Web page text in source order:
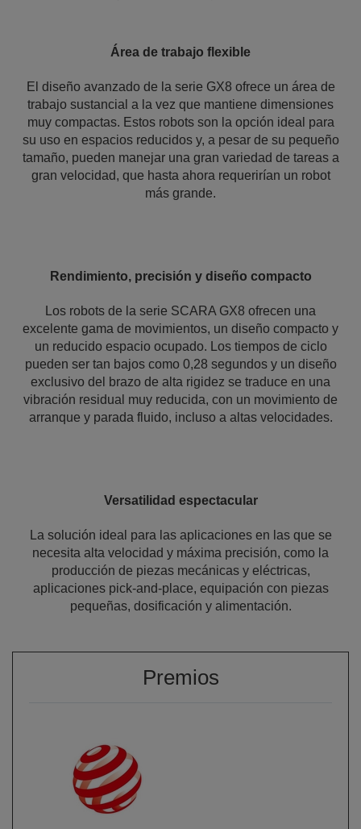
Área de trabajo flexible
El diseño avanzado de la serie GX8 ofrece un área de
trabajo sustancial a la vez que mantiene dimensiones
muy compactas. Estos robots son la opción ideal para
su uso en espacios reducidos y, a pesar de su pequeño
tamaño, pueden manejar una gran variedad de tareas a
gran velocidad, que hasta ahora requerirían un robot
más grande.
Rendimiento, precisión y diseño compacto
Los robots de la serie SCARA GX8 ofrecen una
excelente gama de movimientos, un diseño compacto y
un reducido espacio ocupado. Los tiempos de ciclo
pueden ser tan bajos como 0,28 segundos y un diseño
exclusivo del brazo de alta rigidez se traduce en una
vibración residual muy reducida, con un movimiento de
arranque y parada fluido, incluso a altas velocidades.
Versatilidad espectacular
La solución ideal para las aplicaciones en las que se
necesita alta velocidad y máxima precisión, como la
producción de piezas mecánicas y eléctricas,
aplicaciones pick-and-place, equipación con piezas
pequeñas, dosificación y alimentación.
Premios